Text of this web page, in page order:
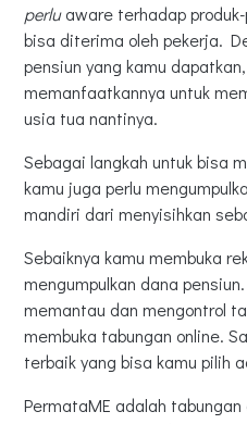
perluaware terhadap
bisa diterima oleh pekerja.
pensiun yang kamu
memanfaatkannya untuk
usia tua nantinya.
Sebagai langkah untuk bisa
kamu juga perlu
mandiri dari menyisihkan
Sebaiknya kamu membuka
mengumpulkan dana
memantau dan mengontrol
membuka tabungan online.
terbaik yang bisa kamu pilih
PermataME adalah